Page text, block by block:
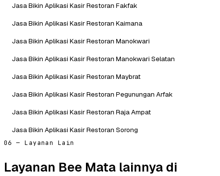
Jasa Bikin Aplikasi Kasir Restoran Fakfak
Jasa Bikin Aplikasi Kasir Restoran Kaimana
Jasa Bikin Aplikasi Kasir Restoran Manokwari
Jasa Bikin Aplikasi Kasir Restoran Manokwari Selatan
Jasa Bikin Aplikasi Kasir Restoran Maybrat
Jasa Bikin Aplikasi Kasir Restoran Pegunungan Arfak
Jasa Bikin Aplikasi Kasir Restoran Raja Ampat
Jasa Bikin Aplikasi Kasir Restoran Sorong
06 — Layanan Lain
Layanan Bee Mata lainnya di